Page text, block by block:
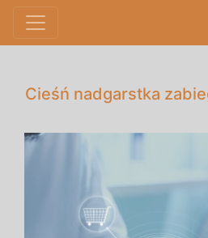
Cieśń nadgarstka